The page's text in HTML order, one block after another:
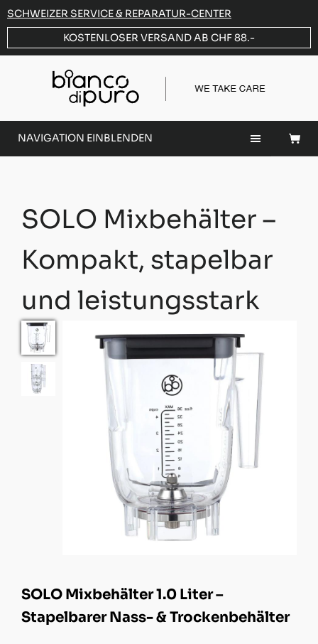
SCHWEIZER SERVICE & REPARATUR-CENTER
KOSTENLOSER VERSAND AB CHF 88.-
NAVIGATION EINBLENDEN
SOLO Mixbehälter –
Kompakt, stapelbar
und leistungsstark
SOLO Mixbehälter 1.0 Liter –
Stapelbarer Nass- & Trockenbehälter